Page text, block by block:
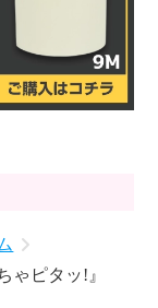
ゃピタッ!』